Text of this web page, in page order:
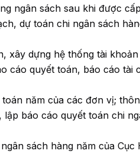
ngân sách sau khi được
dự toán chi ngân sách
xây dựng hệ thống tài
cáo quyết toán, báo cáo tài
năm của các đơn vị;
báo cáo quyết toán chi
sách hàng năm của